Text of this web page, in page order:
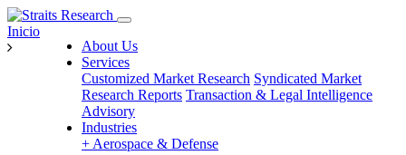
About Us
Services
Customized Market Research Syndicated Market
Research Reports Transaction & Legal Intelligence
Advisory
Industries
+ Aerospace & Defense
Inicio